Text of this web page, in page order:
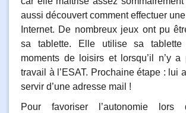
aussi découvert comment effectuer
Internet. De nombreux jeux ont pu
sa tablette. Elle utilise sa tablette
moments de loisirs et lorsqu’il n’y
travail à l’ESAT. Prochaine étape : lui
servir d’une adresse mail !
Pour favoriser l’autonomie lors